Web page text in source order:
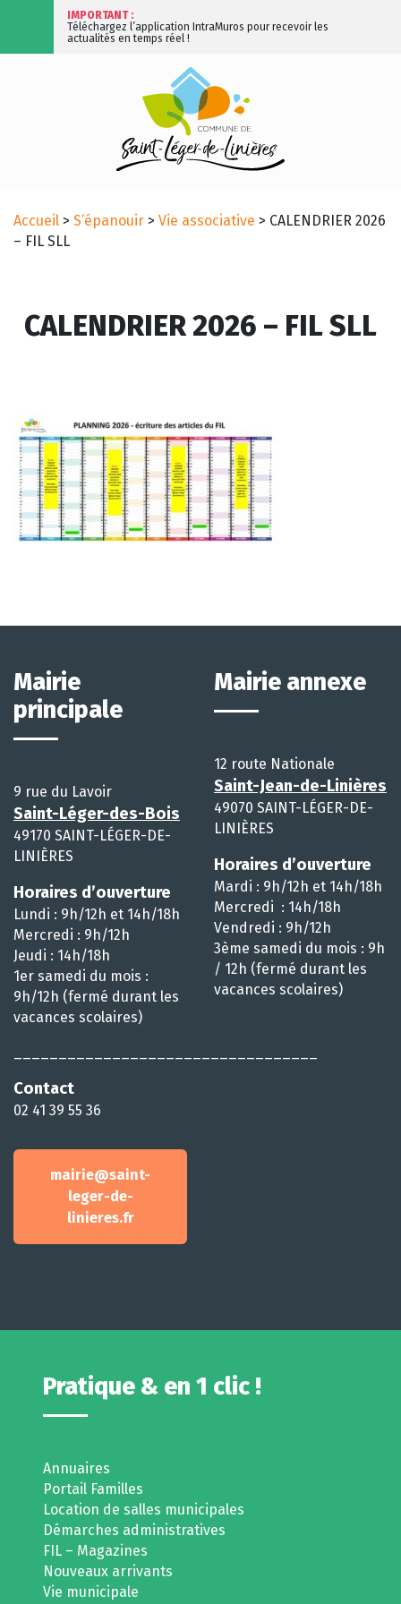
IMPORTANT :
Téléchargez l’application IntraMuros pour recevoir les
actualités en temps réel !
Accueil > S’épanouir > Vie associative > CALENDRIER 2026
– FIL SLL
CALENDRIER 2026 – FIL SLL
Mairie
principale
9 rue du Lavoir
Saint-Léger-des-Bois
49170 SAINT-LÉGER-DE-
LINIÈRES
Horaires d’ouverture
Lundi : 9h/12h et 14h/18h
Mercredi : 9h/12h
Jeudi : 14h/18h
1er samedi du mois :
9h/12h (fermé durant les
vacances scolaires)
Contact
02 41 39 55 36
mairie@saint-
leger-de-
linieres.fr
Mairie annexe
12 route Nationale
Saint-Jean-de-Linières
49070 SAINT-LÉGER-DE-
LINIÈRES
Horaires d’ouverture
Mardi : 9h/12h et 14h/18h
Mercredi : 14h/18h
Vendredi : 9h/12h
3ème samedi du mois : 9h
/ 12h (fermé durant les
vacances scolaires)
Pratique & en 1 clic !
Annuaires
Portail Familles
Location de salles municipales
Démarches administratives
FIL – Magazines
Nouveaux arrivants
Vie municipale